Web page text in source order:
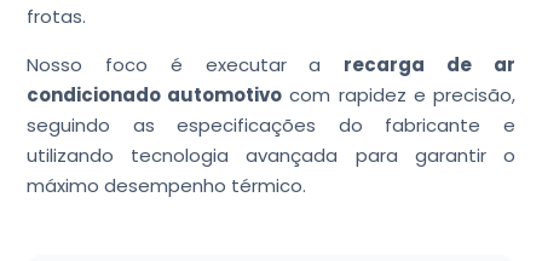
frotas.
Nosso foco é executar a recarga de ar
condicionado automotivo com rapidez e precisão,
seguindo as especificações do fabricante e
utilizando tecnologia avançada para garantir o
máximo desempenho térmico.